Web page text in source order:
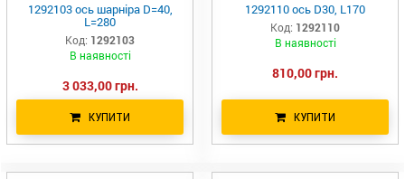
1292103 ось шарніра D=40,
L=280
Код: 1292103
В наявності
3 033,00 грн.
КУПИТИ
1292110 ось D30, L170
Код: 1292110
В наявності
810,00 грн.
КУПИТИ